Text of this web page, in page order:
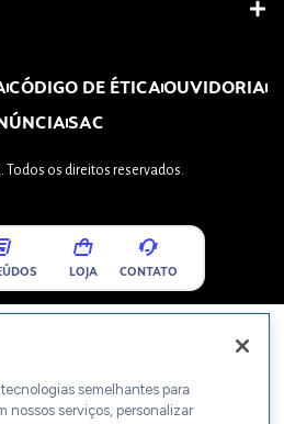
CÓDIGO DE ÉTICAOUVIDORIA
SAC
Todos os direitos reservados.
LOJA CONTATO
semelhantes para
nossos serviços, personalizar